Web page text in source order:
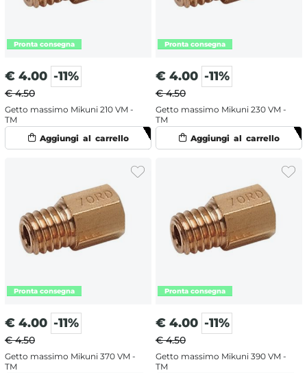
€ 4.00 -11%
€ 4.50
Getto massimo Mikuni 210 VM -
TM
€ 4.00 -11%
€ 4.50
Getto massimo Mikuni 230 VM -
TM
€ 4.00 -11%
€ 4.50
Getto massimo Mikuni 370 VM -
TM
€ 4.00 -11%
€ 4.50
Getto massimo Mikuni 390 VM -
TM